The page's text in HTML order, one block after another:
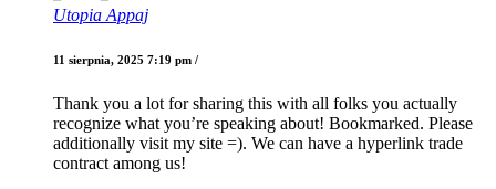
Utopia Appaj
11 sierpnia, 2025 7:19 pm /
Thank you a lot for sharing this with all folks you actually
recognize what you’re speaking about! Bookmarked. Please
additionally visit my site =). We can have a hyperlink trade
contract among us!